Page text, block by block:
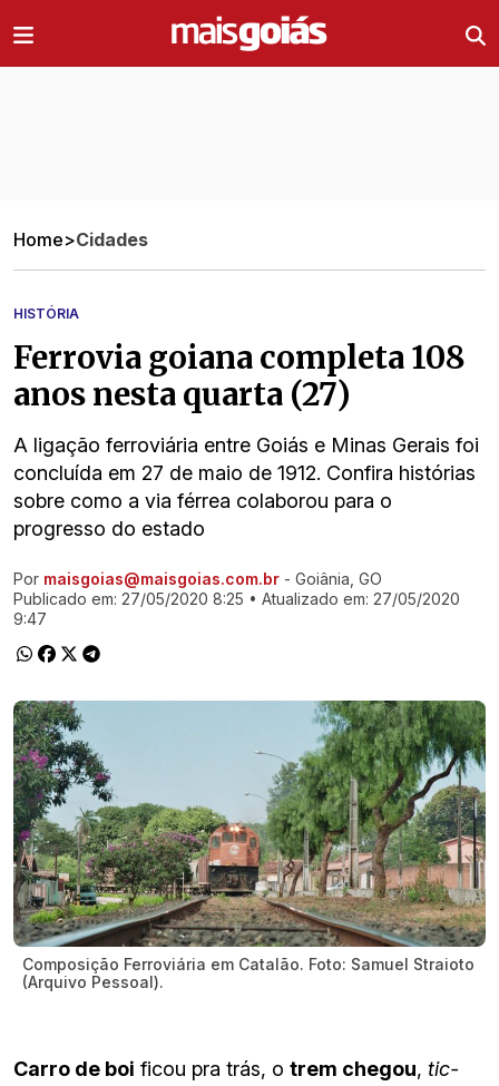
Home>Cidades
HISTÓRIA
Ferrovia goiana completa 108
anos nesta quarta (27)
A ligação ferroviária entre Goiás e Minas Gerais foi
concluída em 27 de maio de 1912. Confira histórias
sobre como a via férrea colaborou para o
progresso do estado
Ir direto pra matéria
Por maisgoias@maisgoias.com.br - Goiânia, GO
Publicado em: 27/05/2020 8:25 • Atualizado em: 27/05/2020
9:47
Composição Ferroviária em Catalão. Foto: Samuel Straioto
(Arquivo Pessoal).
Carro de boi ficou pra trás, o trem chegou, tic-